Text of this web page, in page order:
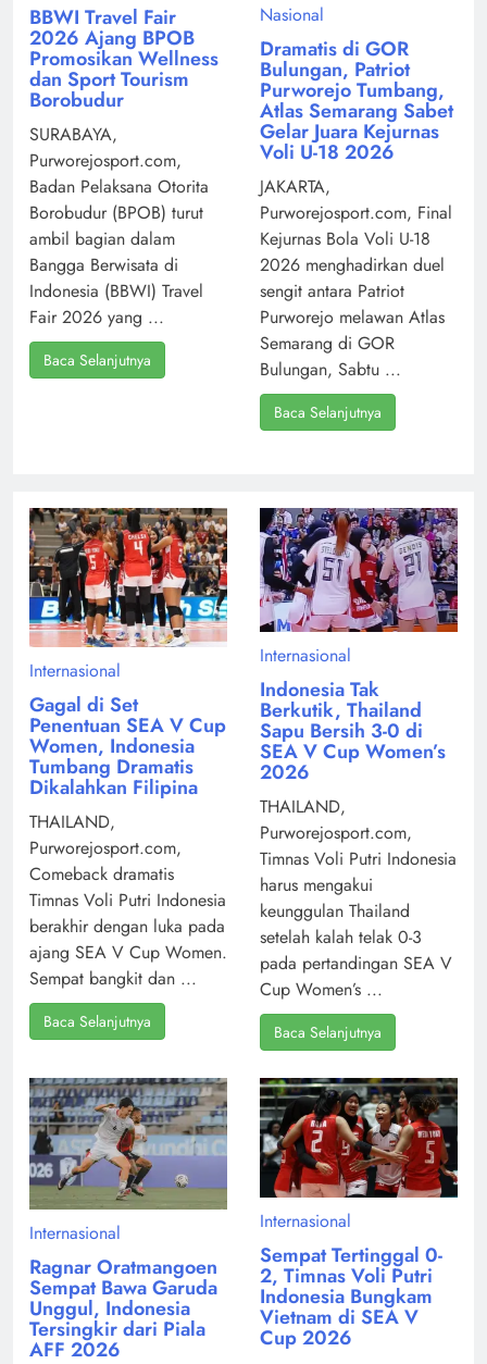
BBWI Travel Fair
2026 Ajang BPOB
Promosikan Wellness
dan Sport Tourism
Borobudur
SURABAYA,
Purworejosport.com,
Badan Pelaksana Otorita
Borobudur (BPOB) turut
ambil bagian dalam
Bangga Berwisata di
Indonesia (BBWI) Travel
Fair 2026 yang ...
Baca Selanjutnya
Nasional
Dramatis di GOR
Bulungan, Patriot
Purworejo Tumbang,
Atlas Semarang Sabet
Gelar Juara Kejurnas
Voli U-18 2026
JAKARTA,
Purworejosport.com, Final
Kejurnas Bola Voli U-18
2026 menghadirkan duel
sengit antara Patriot
Purworejo melawan Atlas
Semarang di GOR
Bulungan, Sabtu ...
Baca Selanjutnya
Internasional
Gagal di Set
Penentuan SEA V Cup
Women, Indonesia
Tumbang Dramatis
Dikalahkan Filipina
THAILAND,
Purworejosport.com,
Comeback dramatis
Timnas Voli Putri Indonesia
berakhir dengan luka pada
ajang SEA V Cup Women.
Sempat bangkit dan ...
Baca Selanjutnya
Internasional
Indonesia Tak
Berkutik, Thailand
Sapu Bersih 3-0 di
SEA V Cup Women’s
2026
THAILAND,
Purworejosport.com,
Timnas Voli Putri Indonesia
harus mengakui
keunggulan Thailand
setelah kalah telak 0-3
pada pertandingan SEA V
Cup Women’s ...
Baca Selanjutnya
Internasional
Ragnar Oratmangoen
Sempat Bawa Garuda
Unggul, Indonesia
Tersingkir dari Piala
AFF 2026
Internasional
Sempat Tertinggal 0-
2, Timnas Voli Putri
Indonesia Bungkam
Vietnam di SEA V
Cup 2026